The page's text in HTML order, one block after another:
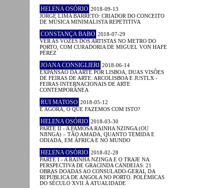
HELENA OSÓRIO 2018-09-13
JORGE LIMA BARRETO: CRIADOR DO CONCEITO
DE MÚSICA MINIMALISTA REPETITIVA
CONSTANÇA BABO 2018-07-29
VER AS VOZES DOS ARTISTAS NO METRO DO
PORTO, COM CURADORIA DE MIGUEL VON HAFE
PÉREZ
JOANA CONSIGLIERI 2018-06-14
EXPANSÃO DA ARTE POR LISBOA, DUAS VISÕES
DE FEIRAS DE ARTE: ARCOLISBOA E JUSTLX -
FEIRAS INTERNACIONAIS DE ARTE
CONTEMPORÂNEA
RUI MATOSO 2018-05-12
E AGORA, O QUE FAZEMOS COM ISTO?
HELENA OSÓRIO 2018-03-30
PARTE II - A FAMOSA RAINHA NZINGA (OU
NJINGA) – TÃO AMADA, QUANTO TEMIDA E
ODIADA, EM ÁFRICA E NO MUNDO
HELENA OSÓRIO 2018-02-28
PARTE I - A RAINHA NZINGA E O TRAJE NA
PERSPECTIVA DE GRACINDA CANDEIAS: 21
OBRAS DOADAS AO CONSULADO-GERAL DA
REPÚBLICA DE ANGOLA NO PORTO. POLÉMICAS
DO SÉCULO XVII À ATUALIDADE